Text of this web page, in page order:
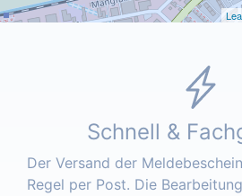
Schnell &
Der Versand der
Regel per Post. Die